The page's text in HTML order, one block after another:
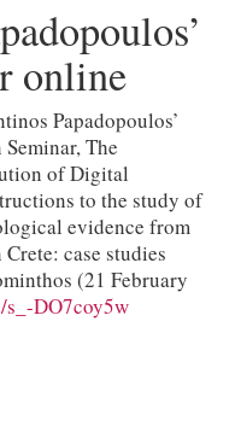
online
Papadopoulos’
The
of Digital
to the study of
evidence from
case studies
(21 February
DO7coy5w